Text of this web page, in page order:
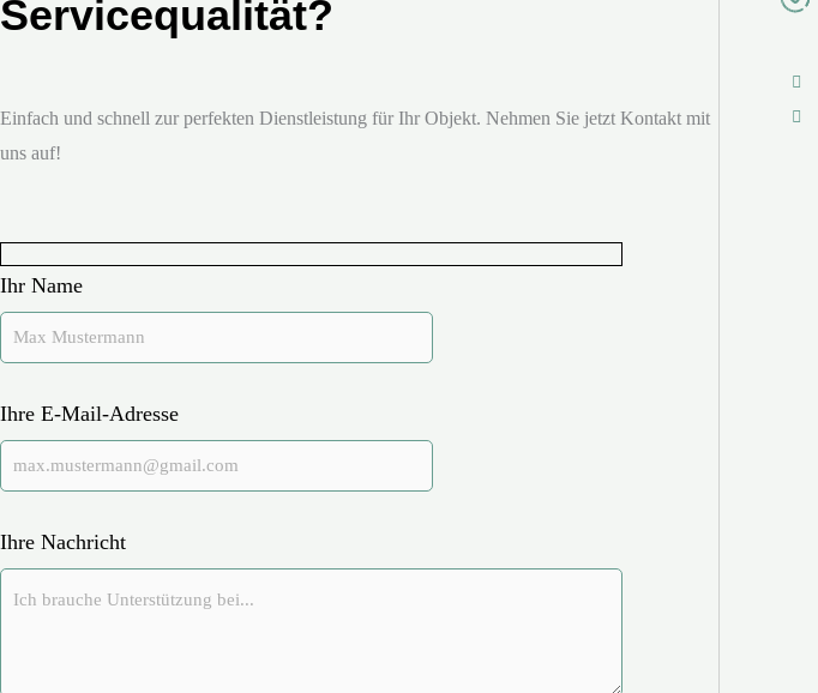
Servicequalität?
Einfach und schnell zur perfekten Dienstleistung für Ihr Objekt. Nehmen Sie jetzt Kontakt mit
uns auf!
Ihr Name
Ihre E-Mail-Adresse
Ihre Nachricht